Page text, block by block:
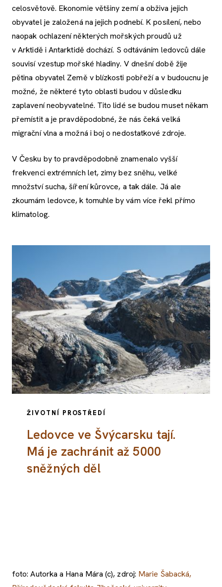
celosvětově. Ekonomie většiny zemí a obživa jejich
obyvatel je založená na jejich podnebí. K posílení, nebo
naopak ochlazení některých mořských proudů už
v Arktidě i Antarktidě dochází. S odtáváním ledovců dále
souvisí vzestup mořské hladiny. V dnešní době žije
pětina obyvatel Země v blízkosti pobřeží a v budoucnu je
možné, že některé tyto oblasti budou v důsledku
zaplavení neobyvatelné. Tito lidé se budou muset někam
přemístit a je pravděpodobné, že nás čeká velká
migrační vlna a možná i boj o nedostatkové zdroje.
V Česku by to pravděpodobně znamenalo vyšší
frekvenci extrémních let, zimy bez sněhu, velké
množství sucha, šíření kůrovce, a tak dále. Já ale
zkoumám ledovce, k tomuhle by vám více řekl přímo
klimatolog.
ŽIVOTNÍ PROSTŘEDÍ
Ledovce ve Švýcarsku tají.
Má je zachránit až 5000
sněžných děl
foto: Autorka a Hana Mára (c), zdroj: Marie Šabacká,